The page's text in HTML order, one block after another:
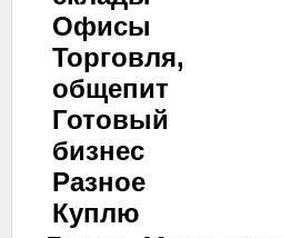
Офисы
Торговля,
общепит
Готовый
бизнес
Разное
Куплю